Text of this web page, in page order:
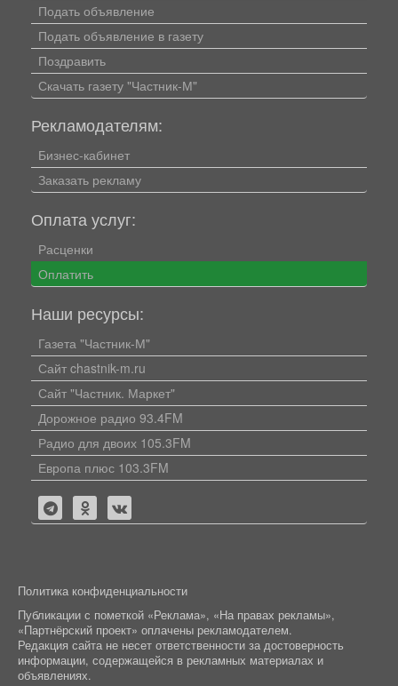
Подать объявление
Подать объявление в газету
Поздравить
Скачать газету "Частник-М"
Рекламодателям:
Бизнес-кабинет
Заказать рекламу
Оплата услуг:
Расценки
Оплатить
Наши ресурсы:
Газета "Частник-М"
Сайт chastnik-m.ru
Сайт "Частник. Маркет"
Дорожное радио 93.4FM
Радио для двоих 105.3FM
Европа плюс 103.3FM
Политика конфиденциальности
Публикации с пометкой «Реклама», «На правах рекламы»,
«Партнёрский проект» оплачены рекламодателем.
Редакция сайта не несет ответственности за достоверность
информации, содержащейся в рекламных материалах и
объявлениях.